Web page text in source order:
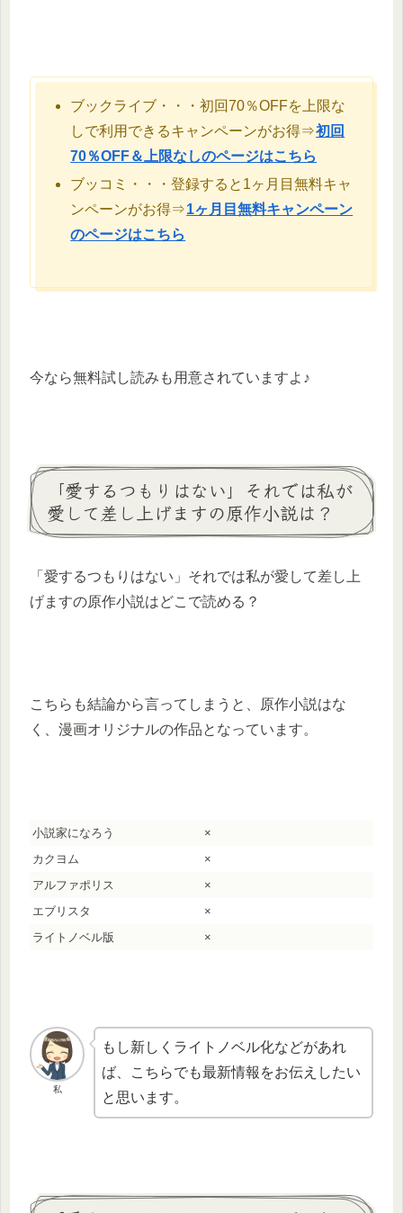
ブックライブ・・・初回70％OFFを上限な
しで利用できるキャンペーンがお得⇒初回
70％OFF＆上限なしのページはこちら
ブッコミ・・・登録すると1ヶ月目無料キャ
ンペーンがお得⇒1ヶ月目無料キャンペーン
のページはこちら
今なら無料試し読みも用意されていますよ♪
「愛するつもりはない」それでは私が
愛して差し上げますの原作小説は？
「愛するつもりはない」それでは私が愛して差し上
げますの原作小説はどこで読める？
こちらも結論から言ってしまうと、原作小説はな
く、漫画オリジナルの作品となっています。
小説家になろう
×
カクヨム
×
アルファポリス
×
エブリスタ
×
ライトノベル版
×
私
もし新しくライトノベル化などがあれ
ば、こちらでも最新情報をお伝えしたい
と思います。